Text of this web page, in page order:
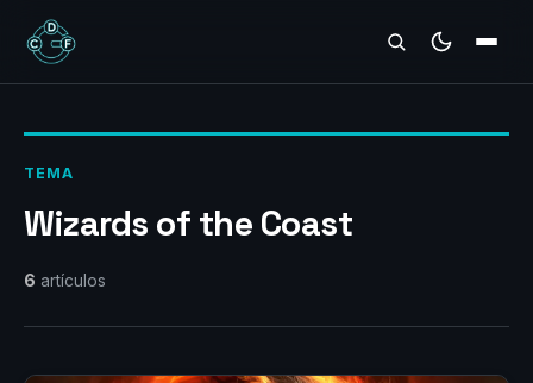
REVIEWS
TEMA
Wizards of the Coast
6 artículos